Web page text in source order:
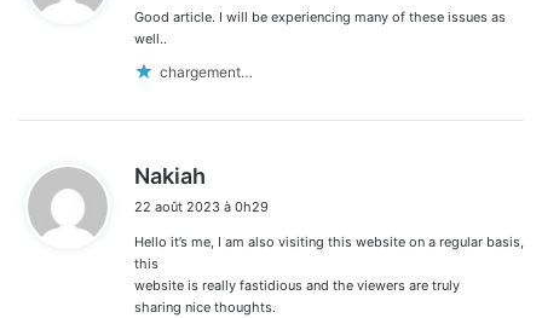
Good article. I will be experiencing many of these issues as
well..
chargement…
Nakiah
t
22 août 2023 à 0h29
Hello it’s me, I am also visiting this website on a regular basis,
this
website is really fastidious and the viewers are truly
sharing nice thoughts.